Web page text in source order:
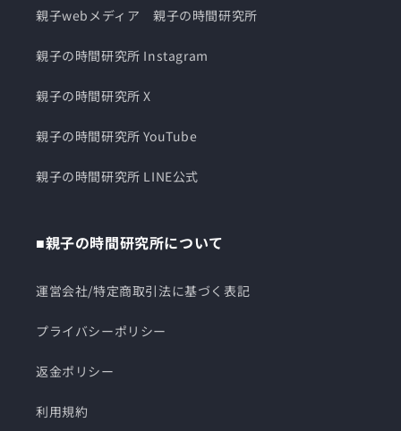
親子webメディア 親子の時間研究所
親子の時間研究所 Instagram
親子の時間研究所 X
親子の時間研究所 YouTube
親子の時間研究所 LINE公式
■親子の時間研究所について
運営会社/特定商取引法に基づく表記
プライバシーポリシー
返金ポリシー
利用規約